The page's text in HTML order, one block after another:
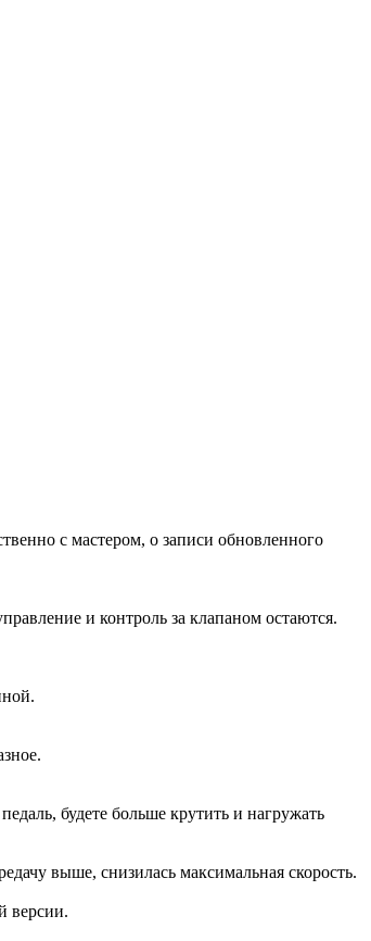
с мастером, о записи обновленного
и контроль за клапаном остаются.
будете больше крутить и нагружать
выше, снизилась максимальная скорость.
версии.